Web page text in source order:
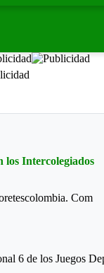
los Intercolegiados
Com
6 de los Juegos